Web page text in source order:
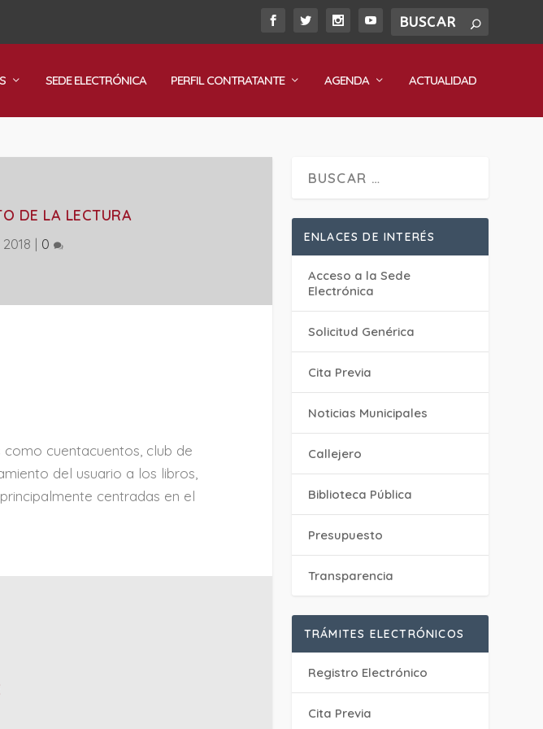
SEDE ELECTRÓNICA PERFIL CONTRATANTE AGENDA ACTUALIDAD
DE LA LECTURA
| 0
cuentacuentos, club de
del usuario a los libros,
centradas en el
ENLACES DE INTERÉS
Acceso a la Sede
Electrónica
Solicitud Genérica
Cita Previa
‎Noticias Municipales
Callejero
Biblioteca Pública
Presupuesto
Transparencia
TRÁMITES ELECTRÓNICOS
Registro Electrónico
Cita Previa